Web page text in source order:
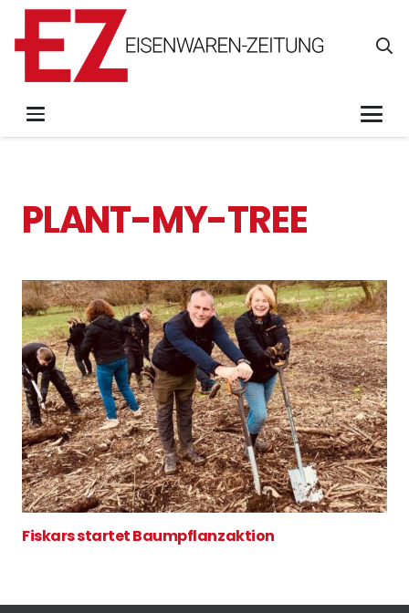
PLANT-MY-TREE
Fiskars startet Baumpflanzaktion